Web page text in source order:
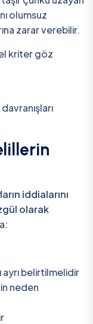
olumsuz
zarar verebilir.
kriter göz
iddialarını
olarak
ayrı belirtilmelidir
neden